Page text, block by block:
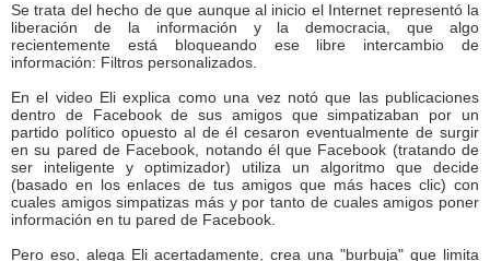
Se trata del hecho de que aunque al inicio el Internet representó la
liberación de la información y la democracia, que algo
recientemente está bloqueando ese libre intercambio de
información: Filtros personalizados.
En el video Eli explica como una vez notó que las publicaciones
dentro de Facebook de sus amigos que simpatizaban por un
partido político opuesto al de él cesaron eventualmente de surgir
en su pared de Facebook, notando él que Facebook (tratando de
ser inteligente y optimizador) utiliza un algoritmo que decide
(basado en los enlaces de tus amigos que más haces clic) con
cuales amigos simpatizas más y por tanto de cuales amigos poner
información en tu pared de Facebook.
Pero eso, alega Eli acertadamente, crea una "burbuja" que limita